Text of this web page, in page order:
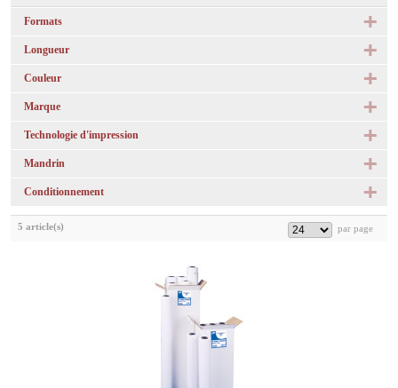
Formats
Longueur
Couleur
Marque
Technologie d'impression
Mandrin
Conditionnement
5 article(s)